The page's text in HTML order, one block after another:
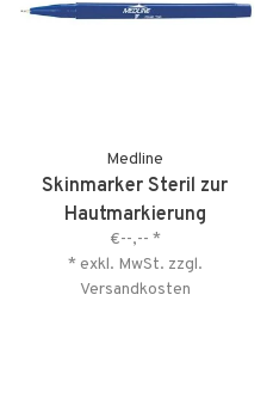
Medline
Skinmarker Steril zur
Hautmarkierung
€--,-- *
* exkl. MwSt. zzgl.
Versandkosten